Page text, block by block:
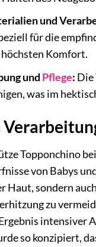
und
für die
Komfort.
und Pflege: Die
was im
Topponchino
von Babys
Haut, sondern
zu
intensiver
so konzipiert,